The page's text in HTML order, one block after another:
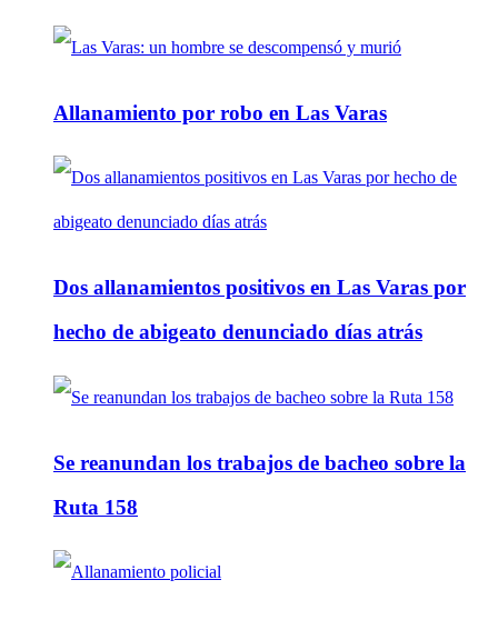
Allanamiento por robo en Las Varas
Dos allanamientos positivos en Las Varas por
hecho de abigeato denunciado días atrás
Se reanundan los trabajos de bacheo sobre la
Ruta 158